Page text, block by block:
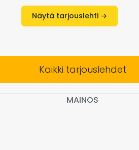
Näytä tarjouslehti →
Kaikki tarjouslehdet
MAINOS